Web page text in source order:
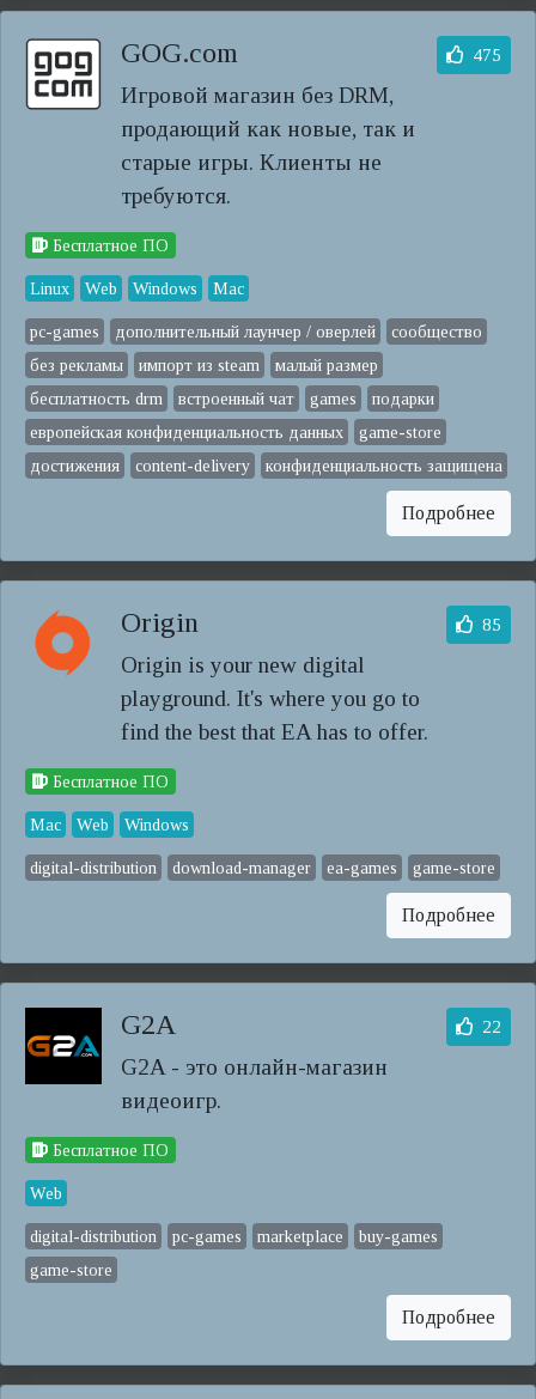
GOG.com
Игровой магазин без DRM,
продающий как новые, так и
старые игры. Клиенты не
требуются.
475
Бесплатное ПО
Linux Web Windows Mac
pc-games дополнительный лаунчер / оверлей
сообщество
без рекламы
импорт из steam
малый размер
бесплатность drm
встроенный чат games
подарки
европейская конфиденциальность данных
game-store
достижения
content-delivery конфиденциальность защищена
Подробнее
Origin
Origin is your new digital
playground. It's where you go to
find the best that EA has to offer.
85
Бесплатное ПО
Mac Web Windows
digital-distribution download-manager ea-games game-store
Подробнее
G2A
G2A - это онлайн-магазин
видеоигр.
22
Бесплатное ПО
Web
digital-distribution pc-games marketplace
buy-games
game-store
Подробнее